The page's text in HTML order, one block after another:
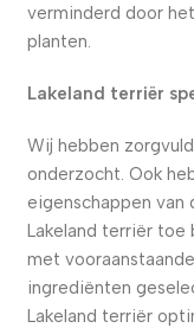
verminderd door
planten.
Lakeland terriër
Wij hebben
onderzocht. Ook
eigenschappen van
Lakeland terriër toe
met
ingrediënten
Lakeland terriër